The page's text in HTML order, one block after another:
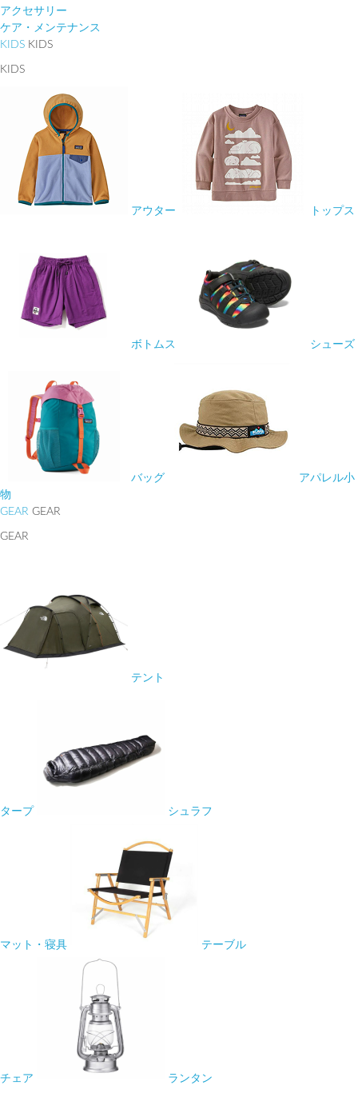
アクセサリー
ケア・メンテナンス
KIDS KIDS
KIDS
アウター トップス
ボトムス シューズ
バッグ
アパレル小
物
GEAR GEAR
GEAR
テント
タープ シュラフ
マット・寝具 テーブル
チェア ランタン